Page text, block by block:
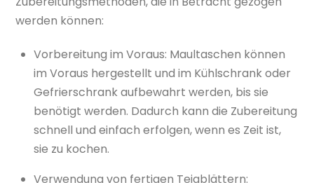
werden können:
Vorbereitung im Voraus: Maultaschen können
im Voraus hergestellt und im Kühlschrank oder
Gefrierschrank aufbewahrt werden, bis sie
benötigt werden. Dadurch kann die Zubereitung
schnell und einfach erfolgen, wenn es Zeit ist,
sie zu kochen.
Verwendung von fertigen Teigblättern: